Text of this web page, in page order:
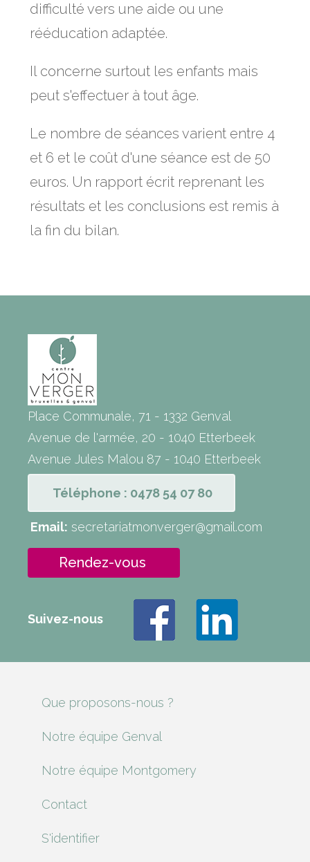
difficulté vers une aide ou une
rééducation adaptée.
Il concerne surtout les enfants mais
peut s'effectuer à tout âge.
Le nombre de séances varient entre 4
et 6 et le coût d'une séance est de 50
euros. Un rapport écrit reprenant les
résultats et les conclusions est remis à
la fin du bilan.
Place Communale, 71 - 1332 Genval
Avenue de l'armée, 20 - 1040 Etterbeek
Avenue Jules Malou 87 - 1040 Etterbeek
Téléphone : 0478 54 07 80
Email: secretariatmonverger@gmail.com
Rendez-vous
Suivez-nous
Que proposons-nous ?
Notre équipe Genval
Notre équipe Montgomery
Contact
S'identifier